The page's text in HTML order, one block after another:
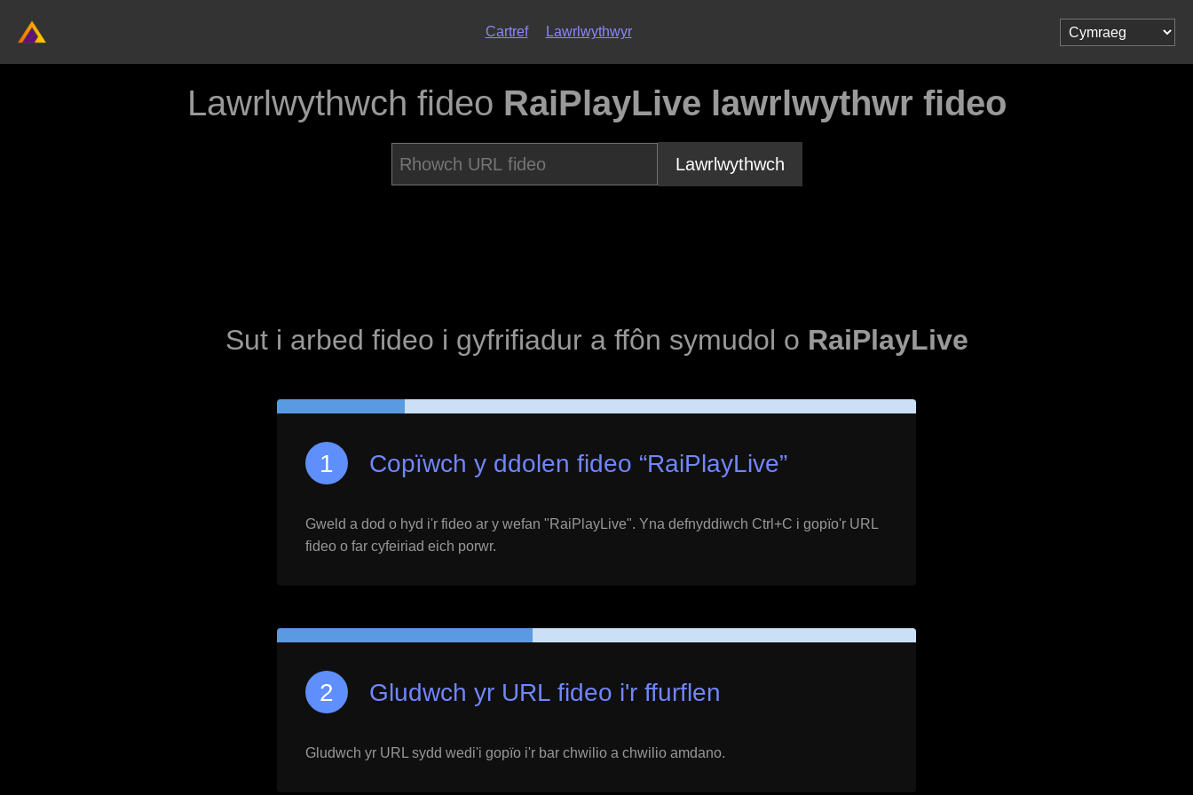
Cartref Lawrlwythwyr
Lawrlwythwch fideo RaiPlayLive lawrlwythwr fideo
Lawrlwythwch
Sut i arbed fideo i gyfrifiadur a ffôn symudol o RaiPlayLive
Copïwch y ddolen fideo “RaiPlayLive”
Gweld a dod o hyd i'r fideo ar y wefan "RaiPlayLive". Yna defnyddiwch Ctrl+C i gopïo'r URL
fideo o far cyfeiriad eich porwr.
Gludwch yr URL fideo i'r ffurflen
Gludwch yr URL sydd wedi'i gopïo i'r bar chwilio a chwilio amdano.